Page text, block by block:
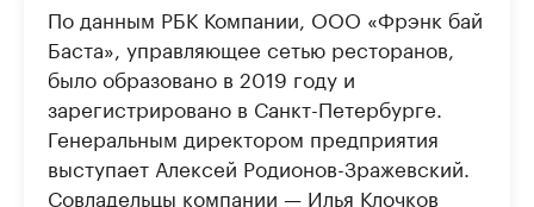
По данным РБК Компании, ООО «Фрэнк бай
Баста», управляющее сетью ресторанов,
было образовано в 2019 году и
зарегистрировано в Санкт-Петербурге.
Генеральным директором предприятия
выступает Алексей Родионов-Зражевский.
Совладельцы компании — Илья Клочков